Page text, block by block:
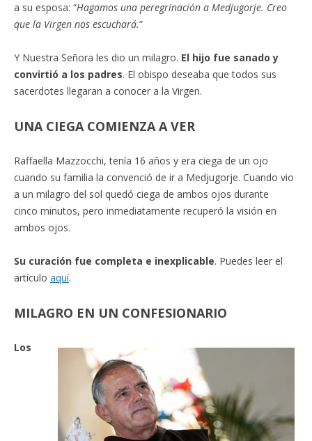
a su esposa: “Hagamos una peregrinación a Medjugorje. Creo
que la Virgen nos escuchará.”
Y Nuestra Señora les dio un milagro. El hijo fue sanado y
convirtió a los padres. El obispo deseaba que todos sus
sacerdotes llegaran a conocer a la Virgen.
UNA CIEGA COMIENZA A VER
Raffaella Mazzocchi, tenía 16 años y era ciega de un ojo
cuando su familia la convenció de ir a Medjugorje. Cuando vio
a un milagro del sol quedó ciega de ambos ojos durante
cinco minutos, pero inmediatamente recuperó la visión en
ambos ojos.
Su curación fue completa e inexplicable. Puedes leer el
artículo aquí.
MILAGRO EN UN CONFESIONARIO
Los